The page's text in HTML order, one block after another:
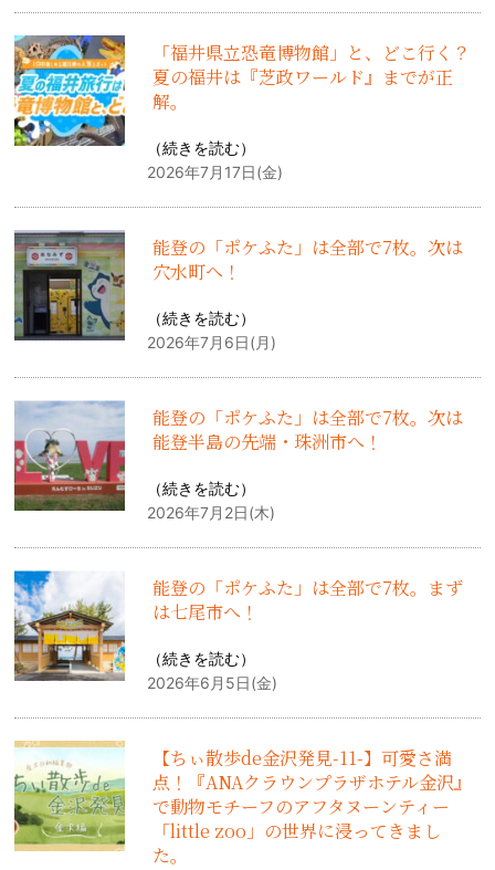
「福井県立恐竜博物館」と、どこ行く？
夏の福井は『芝政ワールド』までが正
解。
（続きを読む）
2026年7月17日(金)
能登の「ポケふた」は全部で7枚。次は
穴水町へ！
（続きを読む）
2026年7月6日(月)
能登の「ポケふた」は全部で7枚。次は
能登半島の先端・珠洲市へ！
（続きを読む）
2026年7月2日(木)
能登の「ポケふた」は全部で7枚。まず
は七尾市へ！
（続きを読む）
2026年6月5日(金)
【ちぃ散歩de金沢発見-11-】可愛さ満
点！『ANAクラウンプラザホテル金沢』
で動物モチーフのアフタヌーンティー
「little zoo」の世界に浸ってきまし
た。